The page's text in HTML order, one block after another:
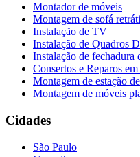
Montador de móveis
Montagem de sofá
Instalação de TV
Instalação de Quadros
Instalação de fechadura
Consertos e Reparos
Montagem de estação
Montagem de móveis
Cidades
São Paulo